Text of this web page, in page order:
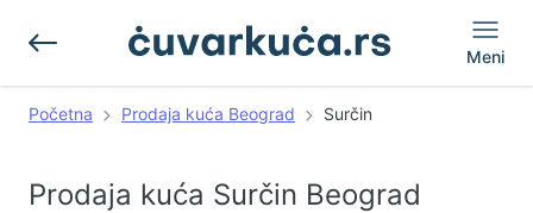
Meni
Početna Prodaja kuća Beograd Surčin
Prodaja kuća Surčin Beograd